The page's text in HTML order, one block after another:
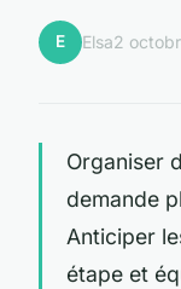
E Elsa2
Organiser
demande
Anticiper
étape et